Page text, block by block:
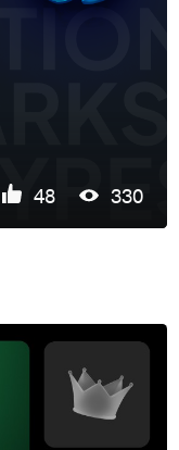
48 330